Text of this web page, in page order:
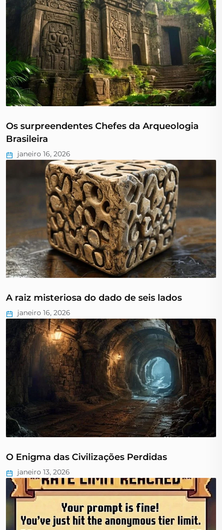
Os surpreendentes Chefes da Arqueologia
Brasileira
janeiro 16, 2026
A raiz misteriosa do dado de seis lados
janeiro 16, 2026
O Enigma das Civilizações Perdidas
janeiro 13, 2026